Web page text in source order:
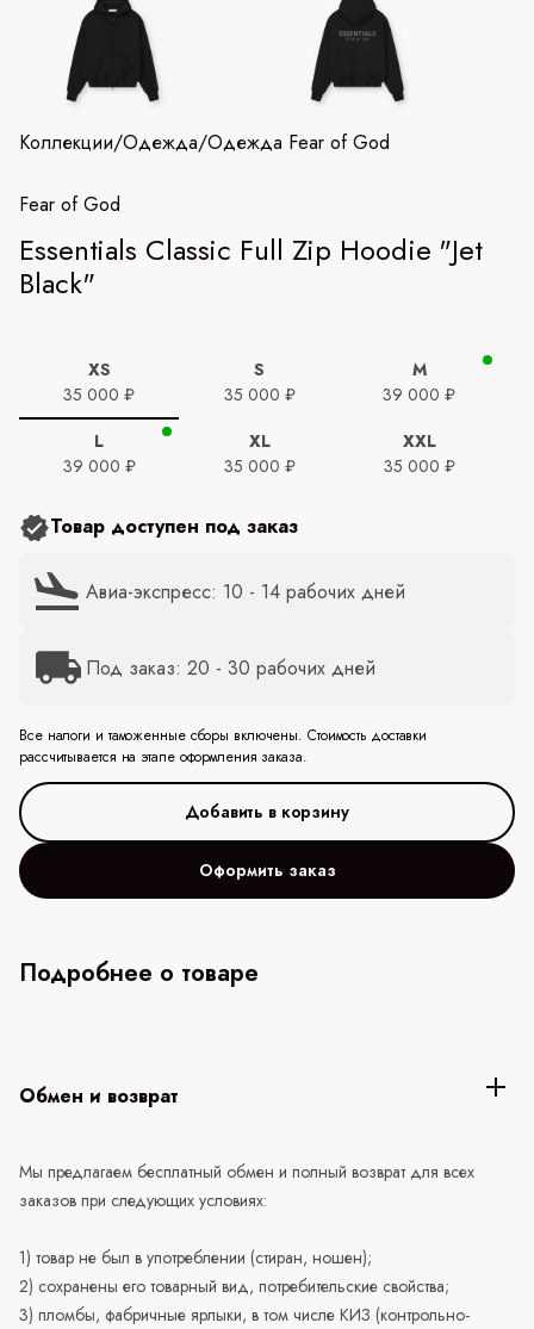
Коллекции/Одежда/Одежда Fear of God
Fear of God
Essentials Classic Full Zip Hoodie "Jet
Black"
XS
35 000 ₽
S
35 000 ₽
M
39 000 ₽
L
39 000 ₽
XL
35 000 ₽
XXL
35 000 ₽
Товар доступен под заказ
Авиа-экспресс: 10 - 14 рабочих дней
Под заказ: 20 - 30 рабочих дней
Все налоги и таможенные сборы включены. Стоимость доставки
рассчитывается на этапе оформления заказа.
Оформить заказ
Подробнее о товаре
Обмен и возврат
Мы предлагаем бесплатный обмен и полный возврат для всех
заказов при следующих условиях:
1) товар не был в употреблении (стиран, ношен);
2) сохранены его товарный вид, потребительские свойства;
3) пломбы, фабричные ярлыки, в том числе КИЗ (контрольно-